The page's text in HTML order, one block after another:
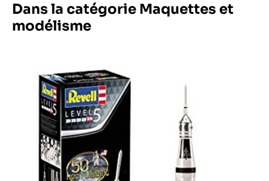
Dans la catégorie Maquettes et
modélisme